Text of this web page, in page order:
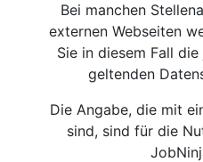
Bei manchen
externen Webseiten
Sie in diesem Fall
geltenden
Die Angabe, die mit
sind, sind für die